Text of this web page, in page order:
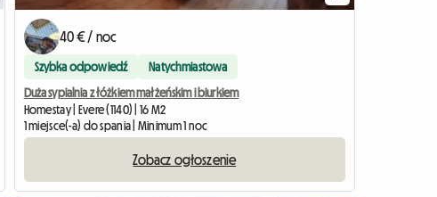
40 € / noc
Szybka odpowiedź Natychmiastowa
Duża sypialnia z łóżkiem małżeńskim i biurkiem
Homestay | Evere (1140) | 16 M2
1 miejsce(-a) do spania | Minimum 1 noc
Zobacz ogłoszenie